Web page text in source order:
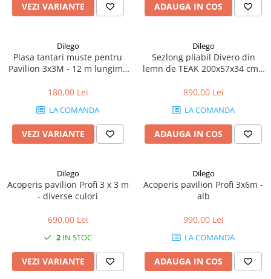
VEZI VARIANTE ADAUGA IN COS
Dilego
Plasa tantari muste pentru
Pavilion 3x3M - 12 m lungime
180,00 Lei
LA COMANDA
VEZI VARIANTE
Dilego
Sezlong pliabil Divero din
lemn de TEAK 200x57x34 cm -
890,00 Lei
LA COMANDA
ADAUGA IN COS
Dilego
Acoperis pavilion Profi 3 x 3 m
- diverse culori
690,00 Lei
2 IN STOC
VEZI VARIANTE
Dilego
Acoperis pavilion Profi 3x6m -
alb
990,00 Lei
LA COMANDA
ADAUGA IN COS